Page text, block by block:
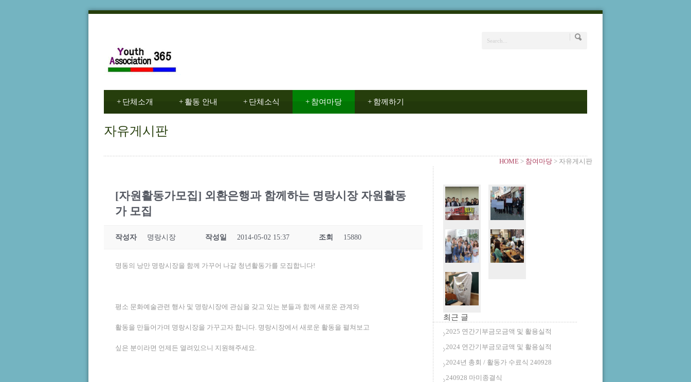
단체소개
+ 활동 안내
+ 단체소식
+ 참여마당
+ 함께하기
+
자유게시판
HOME > 참여마당 > 자유게시판
[자원활동가모집] 외환은행과 함께하는 명랑시장 자원활동
가 모집
작성자 명랑시장 작성일 2014-05-02 15:37 조회 15880
명동의 낭만 명랑시장을 함께 가꾸어 나갈 청년활동가를 모집합니다!
평소 문화예술관련 행사 및 명랑시장에 관심을 갖고 있는 분들과 함께 새로운 관계와
활동을 만들어가며 명랑시장을 가꾸고자 합니다. 명랑시장에서 새로운 활동을 펼쳐보고
싶은 분이라면 언제든 열려있으니 지원해주세요.
최근 글
2025 연간기부금모금액 및 활용실적
2024 연간기부금모금액 및 활용실적
2024년 총회 / 활동가 수료식 240928
240928 마미종결식